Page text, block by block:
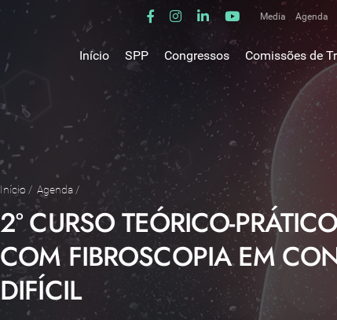
Media
Comunicados
Clipping
Agenda
Início SPP
Mensagem do Presidente
Missão
Estrutura
Estatutos
Núcleo Museológico
Parceiros
Como tornar-se sócio
Medalhas de ouro SPP
Congressos Comissões de
Comissões de
Alergologia
Bronquiectasias
Cirurgia Torácica
Doente Crítico
Doenças do
Doenças
Doenças
Fisiopatologia
Infecciologia
Patologia
Início / Agenda /
2º CURSO TEÓRICO-
COM FIBROSCOPIA EM
DIFÍCIL